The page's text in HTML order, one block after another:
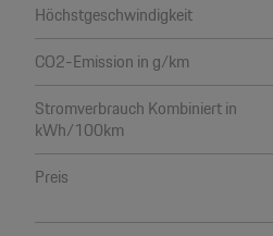
Höchstgeschwindigkeit
CO2-Emission in g/km
Stromverbrauch Kombiniert in
kWh/100km
Preis